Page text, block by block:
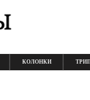
КОЛОНКИ